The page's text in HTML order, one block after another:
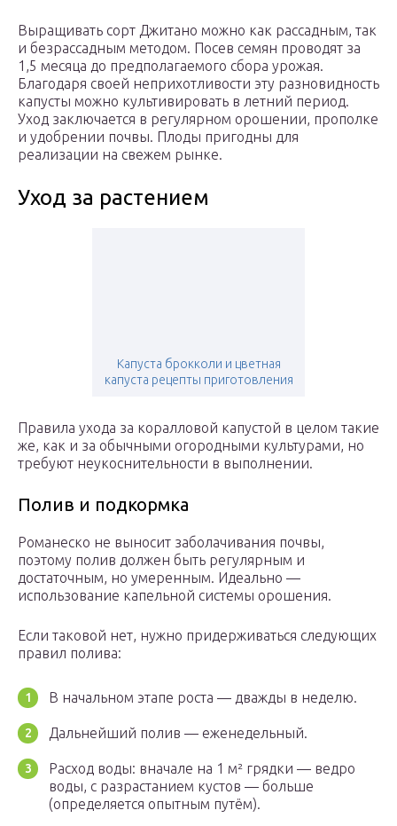
Выращивать сорт Джитано можно как рассадным, так
и безрассадным методом. Посев семян проводят за
1,5 месяца до предполагаемого сбора урожая.
Благодаря своей неприхотливости эту разновидность
капусты можно культивировать в летний период.
Уход заключается в регулярном орошении, прополке
и удобрении почвы. Плоды пригодны для
реализации на свежем рынке.
Уход за растением
Капуста брокколи и цветная
капуста рецепты приготовления
Правила ухода за коралловой капустой в целом такие
же, как и за обычными огородными культурами, но
требуют неукоснительности в выполнении.
Полив и подкормка
Романеско не выносит заболачивания почвы,
поэтому полив должен быть регулярным и
достаточным, но умеренным. Идеально —
использование капельной системы орошения.
Если таковой нет, нужно придерживаться следующих
правил полива:
В начальном этапе роста — дважды в неделю.
Дальнейший полив — еженедельный.
Расход воды: вначале на 1 м² грядки — ведро
воды, с разрастанием кустов — больше
(определяется опытным путём).